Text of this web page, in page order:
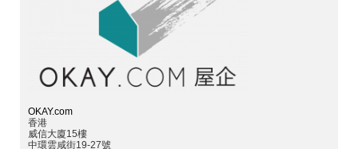
OKAY.com
香港
威信大廈15樓
中環雲咸街19-27號